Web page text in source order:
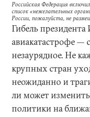
Российская Федерация
список «нежелательных
России, пожалуйста, не
Гибель
авиакатастрофе —
незаурядное. Не
крупных стран
неожиданно и
ли может
политики на